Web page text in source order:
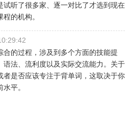
试听了很多家、逐一对比了才选到现在
的机构。
合的过程，涉及到多个方面的技能提
语法、流利度以及实际交流能力。关于
者是否应该专注于背单词，这取决于你
平。